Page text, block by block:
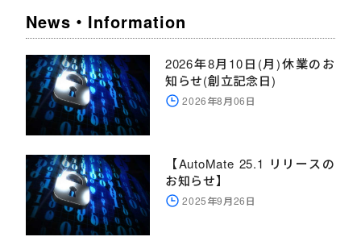
News・Information
2026年8月10日(月)休業のお
知らせ(創立記念日)
2026年8月06日
【AutoMate 25.1 リリースの
お知らせ】
2025年9月26日